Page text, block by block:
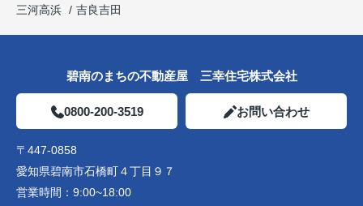
三河高浜
吉良吉田
碧南のまちの不動産屋 三幸住宅株式会社
0800-200-3519 お問い合わせ
〒447-0858
愛知県碧南市石橋町４丁目９７
営業時間： 9:00~18:00